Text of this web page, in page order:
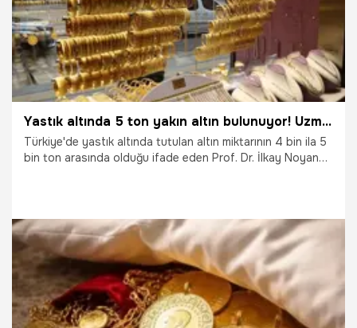
Yastık altında 5 ton yakın altın bulunuyor! Uzmandan dikkat çeken tavsiye
Türkiye'de yastık altında tutulan altın miktarının 4 bin ila 5
bin ton arasında olduğu ifade eden Prof. Dr. İlkay Noyan
30.03.2026 Sivas